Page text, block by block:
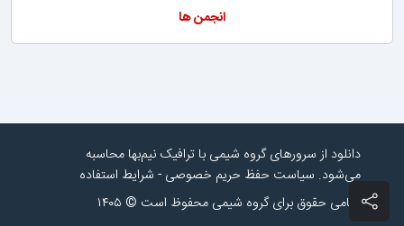
انجمن ها
دانلود از سرورهای گروه شیمی با ترافیک نیم‌بها محاسبه
می‌شود. سیاست حفظ حریم خصوصی - شرایط استفاده
تمامی حقوق برای گروه شیمی محفوظ است © ۱۴۰۵